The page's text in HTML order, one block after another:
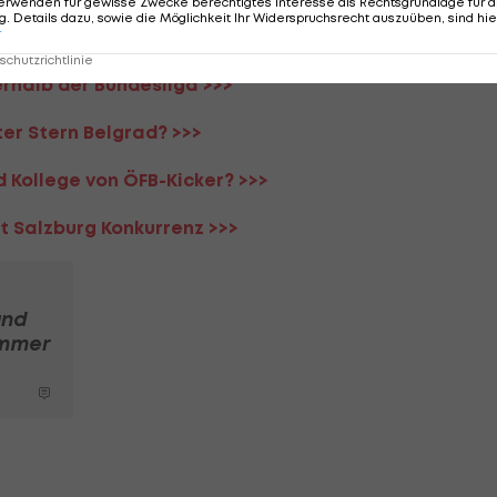
der Bundesliga >>>
Stern Belgrad? >>>
von ÖFB-Kicker? >>>
Salzburg Konkurrenz >>>
Details dazu, sowie die Möglichkeit Ihr Widerspruchsrecht auszuüben, sind